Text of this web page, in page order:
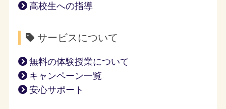
高校生への指導
サービスについて
無料の体験授業について
キャンペーン一覧
安心サポート